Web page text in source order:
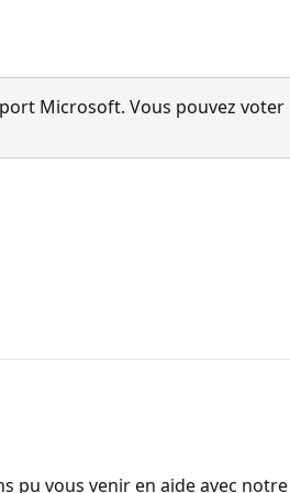
Microsoft. Vous pouvez
vous venir en aide avec